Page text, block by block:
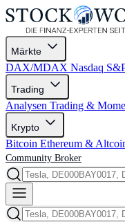
Märkte
DAX/MDAX Nasdaq
Trading
Analysen Trading &
Krypto
Bitcoin Ethereum &
Community Broker